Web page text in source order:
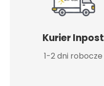
Kurier Inpost
1-2 dni robocze